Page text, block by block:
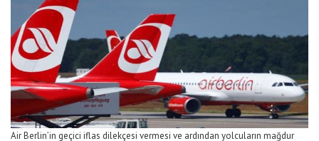
Air Berlin’in geçici iflas dilekçesi vermesi ve ardından yolcuların mağdur